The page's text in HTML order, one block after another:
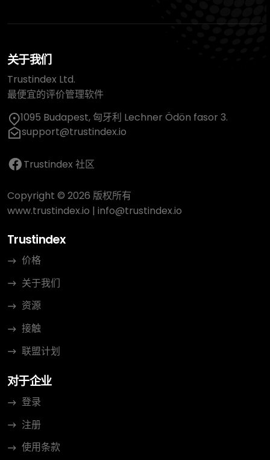
Ich möchte mit diesem Bericht keine
pauschale Verurteilung aussprechen,
sondern einen persönlichen Eindruck
schildern, der für mich im Nachhinein
belastend war. Transparenz, Würde und
professionelle Kommunikation sind aus
Situationen, in denen Patienten sich nicht
Vielleicht trägt dieser Bericht dazu bei, dass
gehandhabt werden.
PS: Aus persönlichen Gründen will ich dabei
keine weiteren Informationen über meine
Person preisgeben.
关于我们
Trustindex Ltd.
最便宜的评价管理软件
1095 Budapest, 匈牙利 Lechner Ödön fasor 3.
support@trustindex.io
Trustindex 社区
Copyright © 2026 版权所有
www.trustindex.io | info@trustindex.io
Trustindex
价格
关于我们
资源
接触
联盟计划
对于企业
登录
注册
使用条款